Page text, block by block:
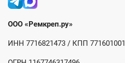
ООО «Ремкреп.ру»
ИНН 7716821473 / КПП 771601001